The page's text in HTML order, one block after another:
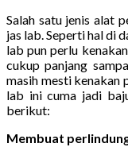
Salah satu jenis alat
jas lab. Seperti hal di
lab pun perlu
cukup panjang
masih mesti kenakan
lab ini cuma jadi
berikut:
Membuat